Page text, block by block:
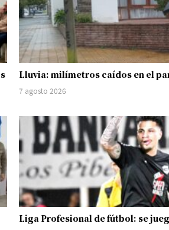
Lluvia: milímetros caídos en el
7 agosto 2026
Liga Profesional de fútbol: se